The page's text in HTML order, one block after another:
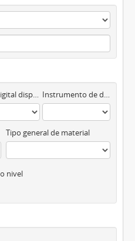
Objeto digital disponibles Instrumento de descripción
Tipo general de material
nivel